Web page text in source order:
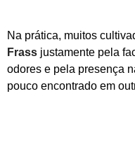
Na prática, muitos
Frass justamente pela
odores e pela presença
pouco encontrado em